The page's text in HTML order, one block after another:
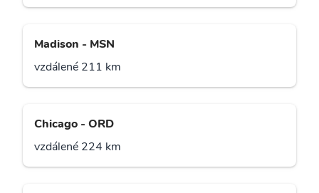
Madison - MSN
vzdálené 211 km
Chicago - ORD
vzdálené 224 km